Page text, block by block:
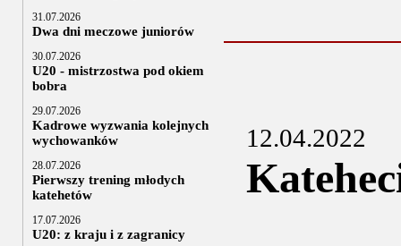
31.07.2026
Dwa dni meczowe juniorów
30.07.2026
U20 - mistrzostwa pod okiem
bobra
29.07.2026
Kadrowe wyzwania kolejnych
wychowanków
28.07.2026
Pierwszy trening młodych
katehetów
17.07.2026
U20: z kraju i z zagranicy
12.04.2022